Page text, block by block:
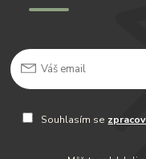
Souhlasím se